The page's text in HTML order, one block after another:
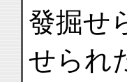
發掘せ
せられ